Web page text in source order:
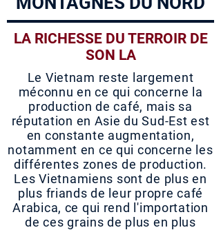
LA RICHESSE DU TERROIR DE
SON LA
Le Vietnam reste largement
méconnu en ce qui concerne la
production de café, mais sa
réputation en Asie du Sud-Est est
en constante augmentation,
notamment en ce qui concerne les
différentes zones de production.
Les Vietnamiens sont de plus en
plus friands de leur propre café
Arabica, ce qui rend l'importation
de ces grains de plus en plus